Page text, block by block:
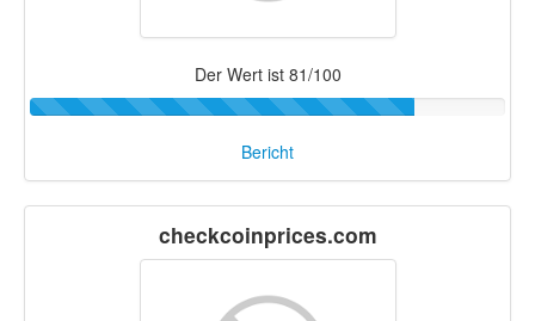
Der Wert ist 81/100
Bericht
checkcoinprices.com